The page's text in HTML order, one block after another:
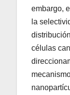
embargo,
la
células